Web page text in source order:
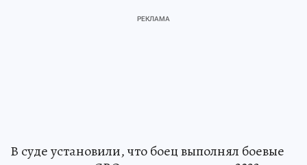
В суде установили, что боец выполнял боевые